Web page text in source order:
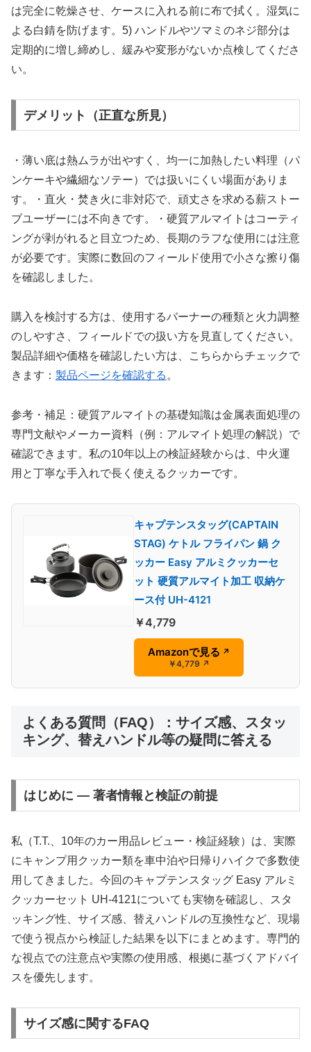
は完全に乾燥させ、ケースに入れる前に布で拭く。湿気に
よる白錆を防げます。5) ハンドルやツマミのネジ部分は
定期的に増し締めし、緩みや変形がないか点検してくださ
い。
デメリット（正直な所見）
・薄い底は熱ムラが出やすく、均一に加熱したい料理（パ
ンケーキや繊細なソテー）では扱いにくい場面がありま
す。・直火・焚き火に非対応で、頑丈さを求める薪ストー
ブユーザーには不向きです。・硬質アルマイトはコーティ
ングが剥がれると目立つため、長期のラフな使用には注意
が必要です。実際に数回のフィールド使用で小さな擦り傷
を確認しました。
購入を検討する方は、使用するバーナーの種類と火力調整
のしやすさ、フィールドでの扱い方を見直してください。
製品詳細や価格を確認したい方は、こちらからチェックで
きます： 製品ページを確認する 。
参考・補足：硬質アルマイトの基礎知識は金属表面処理の
専門文献やメーカー資料（例：アルマイト処理の解説）で
確認できます。私の10年以上の検証経験からは、中火運
用と丁寧な手入れで長く使えるクッカーです。
キャプテンスタッグ(CAPTAIN
STAG) ケトル フライパン 鍋 ク
ッカー Easy アルミクッカーセ
ット 硬質アルマイト加工 収納ケ
ース付 UH-4121
￥4,779
Amazonで見る ↗
￥4,779 ↗
よくある質問（FAQ）：サイズ感、スタッ
キング、替えハンドル等の疑問に答える
はじめに — 著者情報と検証の前提
私（T.T.、10年のカー用品レビュー・検証経験）は、実際
にキャンプ用クッカー類を車中泊や日帰りハイクで多数使
用してきました。今回のキャプテンスタッグ Easy アルミ
クッカーセット UH-4121についても実物を確認し、スタ
ッキング性、サイズ感、替えハンドルの互換性など、現場
で使う視点から検証した結果を以下にまとめます。専門的
な視点での注意点や実際の使用感、根拠に基づくアドバイ
スを優先します。
サイズ感に関するFAQ